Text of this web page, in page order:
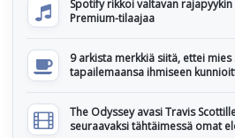
Spotify rikkoi valtavan
Premium-tilaajaa
9 arkista merkkiä siitä, ettei
tapailemaansa ihmiseen
The Odyssey avasi Travis
seuraavaksi tähtäimessä omat